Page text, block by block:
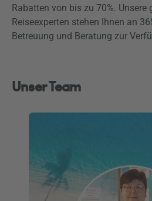
Rabatten von bis zu 70%. Unsere
Reiseexperten stehen Ihnen an
Betreuung und Beratung zur
Unser Team